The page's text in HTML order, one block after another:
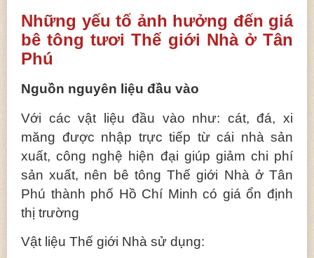
Những yếu tố ảnh hưởng đến giá
bê tông tươi Thế giới Nhà ở Tân
Phú
Nguồn nguyên liệu đầu vào
Với các vật liệu đầu vào như: cát, đá, xi
măng được nhập trực tiếp từ cái nhà sản
xuất, công nghệ hiện đại giúp giảm chi phí
sản xuất, nên bê tông Thế giới Nhà ở Tân
Phú thành phố Hồ Chí Minh có giá ổn định
thị trường
Vật liệu Thế giới Nhà sử dụng: